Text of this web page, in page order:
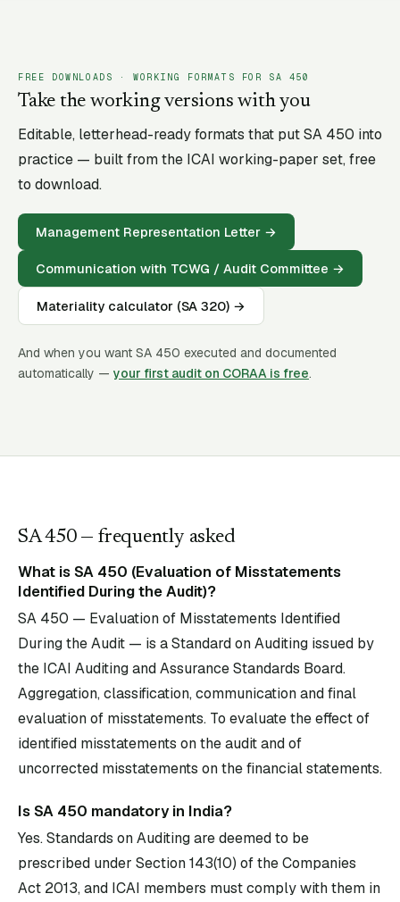
FREE DOWNLOADS · WORKING FORMATS FOR SA450
Take the working versions with you
Editable, letterhead-ready formats that put SA 450 into
practice — built from the ICAI working-paper set, free
to download.
Management Representation Letter →
Communication with TCWG / Audit Committee →
Materiality calculator (SA 320) →
And when you want SA 450 executed and documented
automatically — your first audit on CORAA is free.
SA450— frequently asked
What is SA 450 (Evaluation of Misstatements
Identified During the Audit)?
SA 450 — Evaluation of Misstatements Identified
During the Audit — is a Standard on Auditing issued by
the ICAI Auditing and Assurance Standards Board.
Aggregation, classification, communication and final
evaluation of misstatements. To evaluate the effect of
identified misstatements on the audit and of
uncorrected misstatements on the financial statements.
Is SA 450 mandatory in India?
Yes. Standards on Auditing are deemed to be
prescribed under Section 143(10) of the Companies
Act 2013, and ICAI members must comply with them in